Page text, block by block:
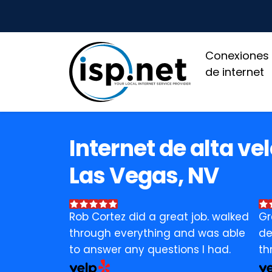
Conexiones
de internet
Internet de alta
Las Vegas, NV
Rob Cortez did a great job. walked
through everything and was able
to answer any questions I had.